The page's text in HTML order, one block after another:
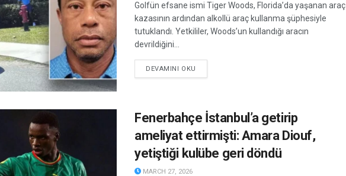
Golfün efsane ismi Tiger Woods, Florida’da yaşanan araç
kazasının ardından alkollü araç kullanma şüphesiyle
tutuklandı. Yetkililer, Woods’un kullandığı aracın
devrildiğini...
DEVAMINI OKU
Fenerbahçe İstanbul’a getirip
ameliyat ettirmişti: Amara Diouf,
yetiştiği kulübe geri döndü
MARCH 27, 2026